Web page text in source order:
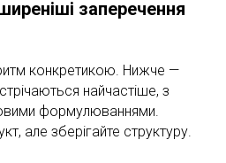
заперечення
конкретикою. Нижче —
найчастіше, з
формулюваннями.
але зберігайте структуру.